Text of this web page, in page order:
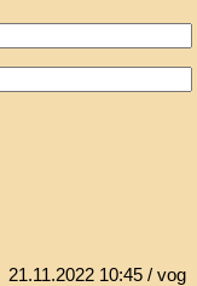
21.11.2022 10:45 / vog